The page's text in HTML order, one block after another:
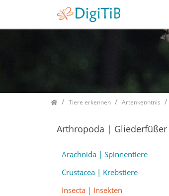
HomeTiere erkennen Artenkenntnis
Arthropoda | Gliederfüßer
Arachnida | Spinnentiere
Crustacea | Krebstiere
Insecta | Insekten